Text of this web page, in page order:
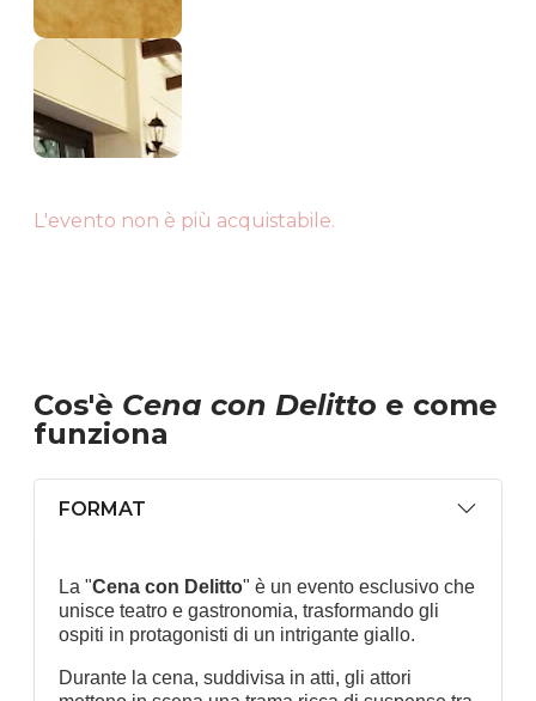
L'evento non è più acquistabile.
Cos'è Cena con Delitto e come
funziona
FORMAT
La "Cena con Delitto" è un evento esclusivo che
unisce teatro e gastronomia, trasformando gli
ospiti in protagonisti di un intrigante giallo.
Durante la cena, suddivisa in atti, gli attori